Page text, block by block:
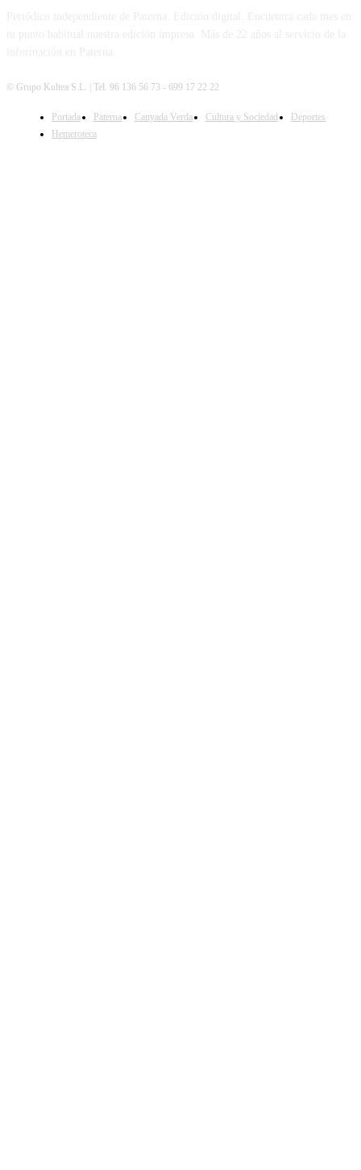
SÍGUENOS
© Grupo Kultea S.L. | Tel. 96 136 56 73 - 699 17 22 22
Portada Paterna Canyada Verda Cultura y Sociedad
Deportes
Hemeroteca